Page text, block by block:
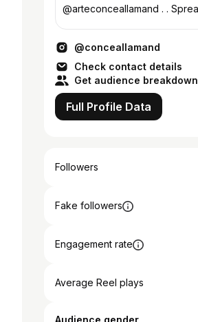
@arteconceallamand . . Spread the love
@conceallamand
Check contact details
Get audience breakdown
Full Profile Data
Followers
Fake followers
Engagement rate
Average Reel plays
Audience gender